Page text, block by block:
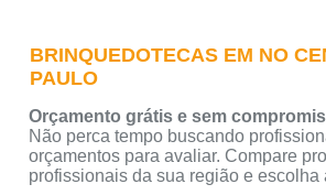
BRINQUEDOTECAS EM NO
PAULO
Orçamento grátis e sem
Não perca tempo buscando
orçamentos para avaliar. Compare
profissionais da sua região e escolha